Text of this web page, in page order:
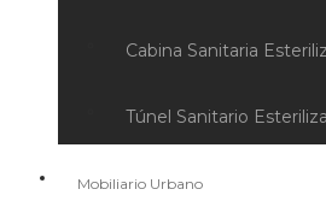
Cabina Sanitaria
Túnel Sanitario
Mobiliario Urbano